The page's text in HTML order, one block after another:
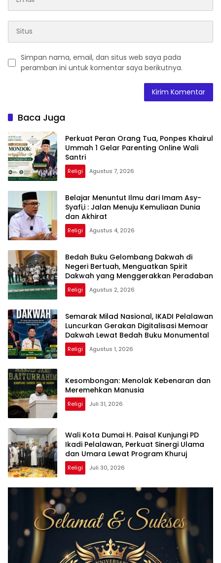
Simpan nama, email, dan situs web saya pada
peramban ini untuk komentar saya berikutnya.
Baca Juga
Perkuat Peran Orang Tua, Ponpes Khairul
Ummah 1 Gelar Parenting Online Wali
Santri
Religi Agustus 7, 2026
Belajar Menuntut Ilmu dari Imam Asy-
Syafi,i : Jalan Menuju Kemuliaan Dunia
dan Akhirat
Religi Agustus 4, 2026
Bedah Buku Gelombang Dakwah di
Negeri Bertuah, Menguatkan Spirit
Dakwah yang Menggerakkan Peradaban
Religi Agustus 2, 2026
Semarak Milad Nasional, IKADI Pelalawan
Luncurkan Gerakan Digitalisasi Memoar
Dakwah Lewat Bedah Buku Monumental
Religi Agustus 1, 2026
Kesombongan: Menolak Kebenaran dan
Meremehkan Manusia
Religi Juli 31, 2026
Wali Kota Dumai H. Paisal Kunjungi PD
Ikadi Pelalawan, Perkuat Sinergi Ulama
dan Umara Lewat Program Khuruj
Religi Juli 30, 2026